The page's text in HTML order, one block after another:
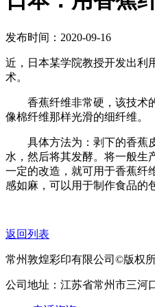
发布时间：2020-09-16
近，日本某学院教授开发出利
术。
香蕉纤维非常硬，该技术
像棉纤维那样光滑的细纤维。
具体方法为：剥下的香蕉
水，然后将其发酵。将一般生
一定的改造，就可用于香蕉纤
感如麻，可以用于制作食品的
返回列表
常州敦煌彩印有限公司©版权
公司地址：江苏省常州市三河